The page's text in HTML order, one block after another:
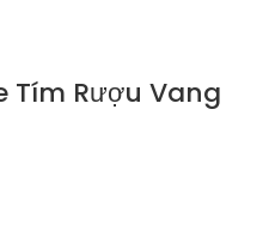
Tím Rượu Vang